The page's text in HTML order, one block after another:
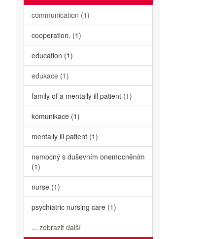
communication (1)
cooperation. (1)
education (1)
edukace (1)
family of a mentally ill patient (1)
komunikace (1)
mentally ill patient (1)
nemocný s duševním onemocněním
(1)
nurse (1)
psychiatric nursing care (1)
... zobrazit další